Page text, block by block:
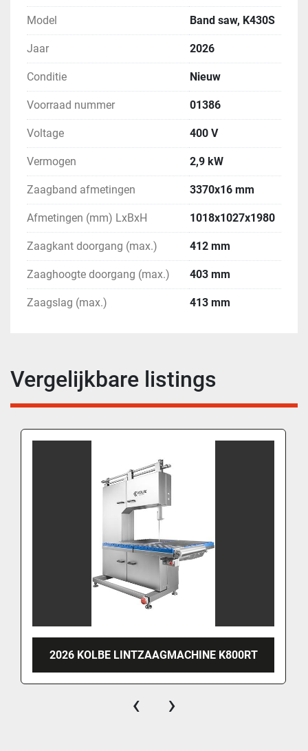
Model Band saw, K430S
Jaar 2026
Conditie Nieuw
Voorraad nummer 01386
Voltage 400 V
Vermogen 2,9 kW
Zaagband afmetingen 3370x16 mm
Afmetingen (mm) LxBxH 1018x1027x1980
Zaagkant doorgang (max.) 412 mm
Zaaghoogte doorgang (max.) 403 mm
Zaagslag (max.) 413 mm
Vergelijkbare listings
2026 KOLBE LINTZAAGMACHINE K800RT
‹ ›